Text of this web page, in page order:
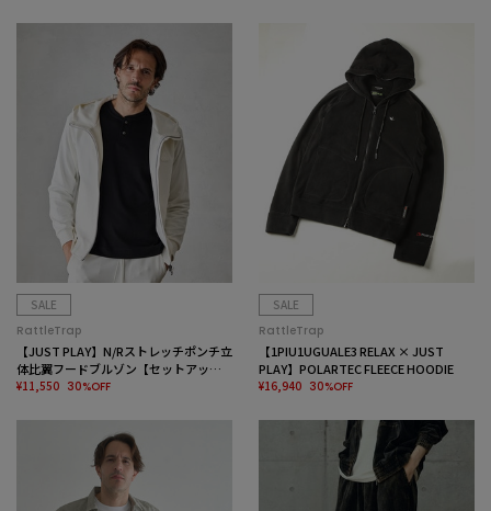
SALE
RattleTrap
【JUST PLAY】N/Rストレッチポンチ立
体比翼フードブルゾン【セットアップ
着用可】
¥11,550 30%OFF
SALE
RattleTrap
【1PIU1UGUALE3 RELAX × JUST
PLAY】POLARTEC FLEECE HOODIE
¥16,940 30%OFF